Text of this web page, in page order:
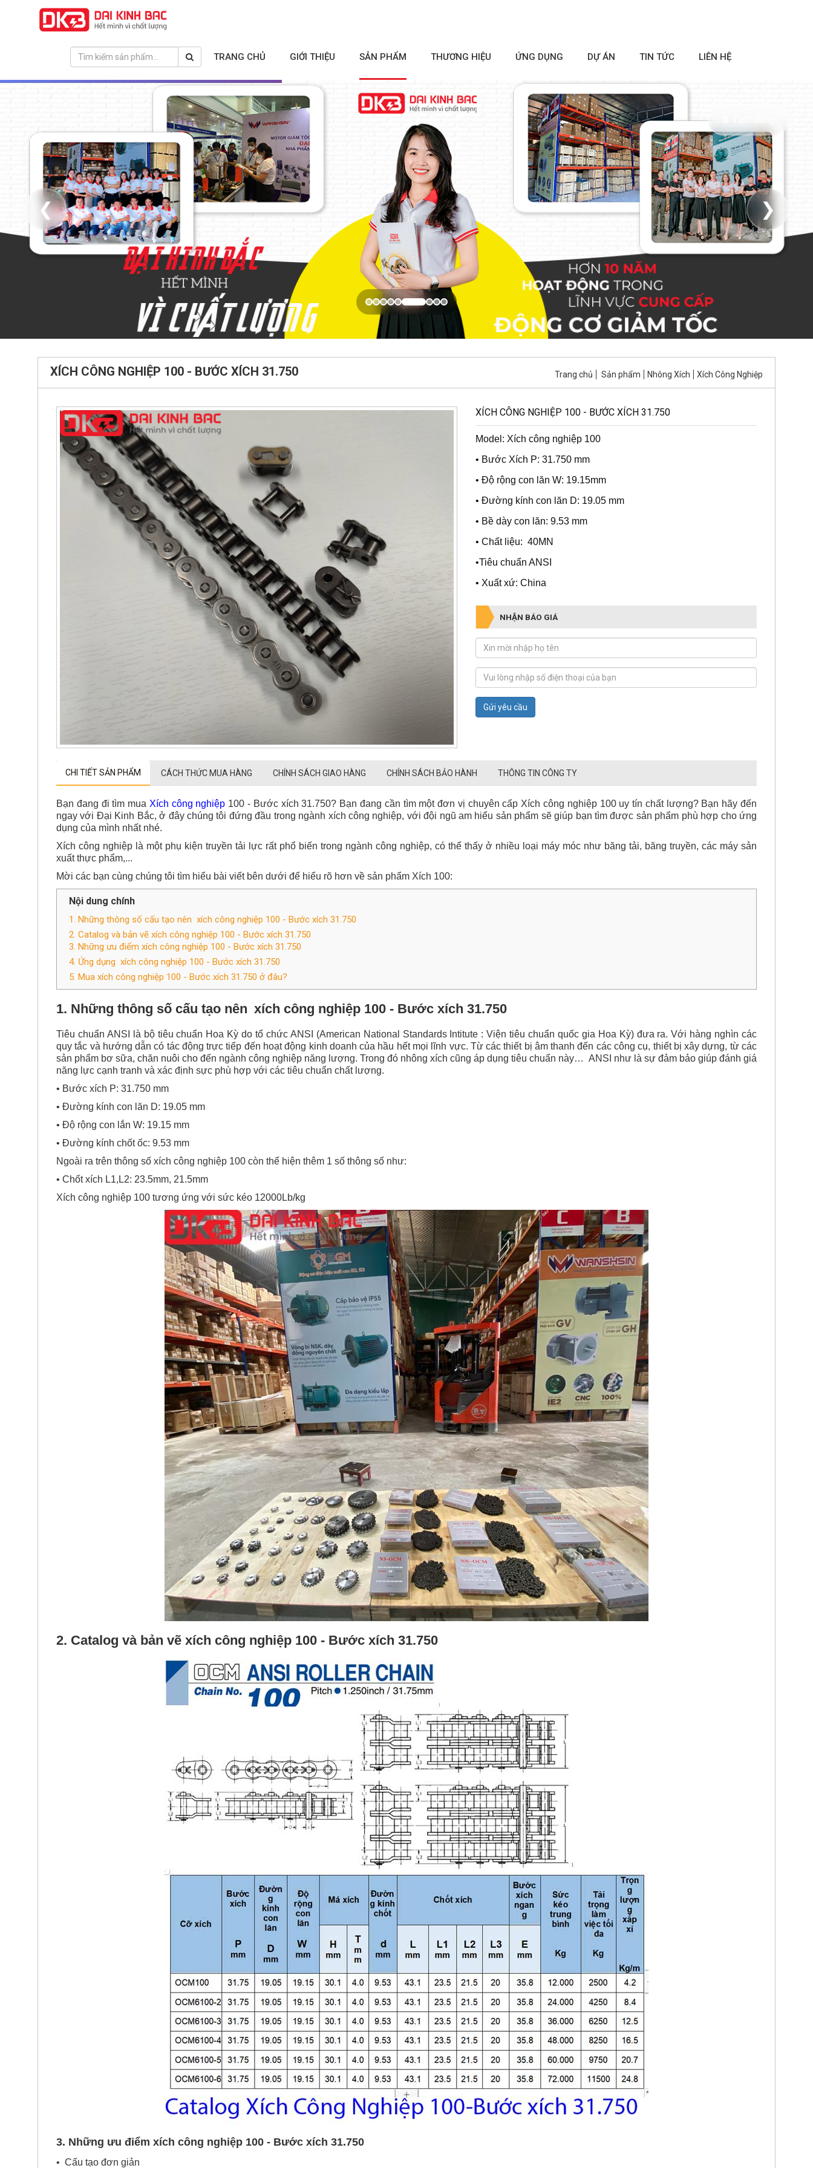
TRANG CHỦ GIỚI THIỆU SẢN PHẨM THƯƠNG HIỆU ỨNG DỤNG DỰ ÁN TIN TỨC LIÊN HỆ
❮ ❯
XÍCH CÔNG NGHIỆP 100 - BƯỚC XÍCH 31.750 Trang chủ Sản phẩm Nhông Xích Xích Công Nghiệp
XÍCH CÔNG NGHIỆP 100 - BƯỚC XÍCH 31.750
Model: Xích công nghiệp 100
• Bước Xích P: 31.750 mm
• Độ rộng con lăn W: 19.15mm
• Đường kính con lăn D: 19.05 mm
• Bề dày con lăn: 9.53 mm
• Chất liệu: 40MN
•Tiêu chuẩn ANSI
• Xuất xứ: China
NHẬN BÁO GIÁ
Gửi yêu cầu
CHI TIẾT SẢN PHẨM CÁCH THỨC MUA HÀNG CHÍNH SÁCH GIAO HÀNG CHÍNH SÁCH BẢO HÀNH THÔNG TIN CÔNG TY
Bạn đang đi tìm mua Xích công nghiệp 100 - Bước xích 31.750? Bạn đang cần tìm một đơn vị chuyên cấp Xích công nghiệp 100 uy tín chất lượng? Bạn hãy đến
ngay với Đại Kinh Bắc, ở đây chúng tôi đứng đầu trong ngành xích công nghiệp, với đội ngũ am hiểu sản phẩm sẽ giúp bạn tìm được sản phẩm phù hợp cho ứng
dụng của mình nhất nhé.
Xích công nghiệp là một phụ kiện truyền tải lực rất phổ biến trong ngành công nghiệp, có thể thấy ở nhiều loại máy móc như băng tải, băng truyền, các máy sản
xuất thực phẩm,...
Mời các bạn cùng chúng tôi tìm hiểu bài viết bên dưới để hiểu rõ hơn về sản phẩm Xích 100:
Nội dung chính
1. Những thông số cấu tạo nên xích công nghiệp 100 - Bước xích 31.750
2. Catalog và bản vẽ xích công nghiệp 100 - Bước xích 31.750
3. Những ưu điểm xích công nghiệp 100 - Bước xích 31.750
4. Ứng dụng xích công nghiệp 100 - Bước xích 31.750
5. Mua xích công nghiệp 100 - Bước xích 31.750 ở đâu?
1. Những thông số cấu tạo nên xích công nghiệp 100 - Bước xích 31.750
Tiêu chuẩn ANSI là bộ tiêu chuẩn Hoa Kỳ do tổ chức ANSI (American National Standards Intitute : Viện tiêu chuẩn quốc gia Hoa Kỳ) đưa ra. Với hàng nghìn các
quy tắc và hướng dẫn có tác động trực tiếp đến hoạt động kinh doanh của hầu hết mọi lĩnh vực. Từ các thiết bị âm thanh đến các công cụ, thiết bị xây dựng, từ các
sản phẩm bơ sữa, chăn nuôi cho đến ngành công nghiệp năng lượng. Trong đó nhông xích cũng áp dụng tiêu chuẩn này… ANSI như là sự đảm bảo giúp đánh giá
năng lực cạnh tranh và xác định sực phù hợp với các tiêu chuẩn chất lượng.
• Bước xích P: 31.750 mm
• Đường kính con lăn D: 19.05 mm
• Độ rộng con lắn W: 19.15 mm
• Đường kính chốt ốc: 9.53 mm
Ngoài ra trên thông số xích công nghiệp 100 còn thể hiện thêm 1 số thông số như:
• Chốt xích L1,L2: 23.5mm, 21.5mm
Xích công nghiệp 100 tương ứng với sức kéo 12000Lb/kg
2. Catalog và bản vẽ xích công nghiệp 100 - Bước xích 31.750
3. Những ưu điểm xích công nghiệp 100 - Bước xích 31.750
• Cấu tạo đơn giản